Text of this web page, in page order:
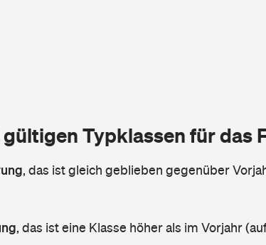
Typklassen für das
, das ist gleich geblieben gegenüber
, das ist eine Klasse höher als im Vorjahr